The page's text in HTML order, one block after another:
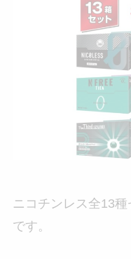
ニコチンレス全13
です。